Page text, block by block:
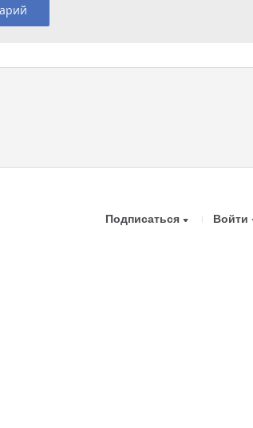
Подписаться Войти